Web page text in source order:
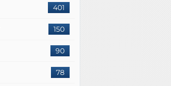
401
150
90
78